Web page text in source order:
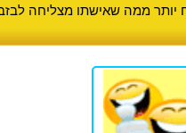
יותר ממה שאישתו מצליחה